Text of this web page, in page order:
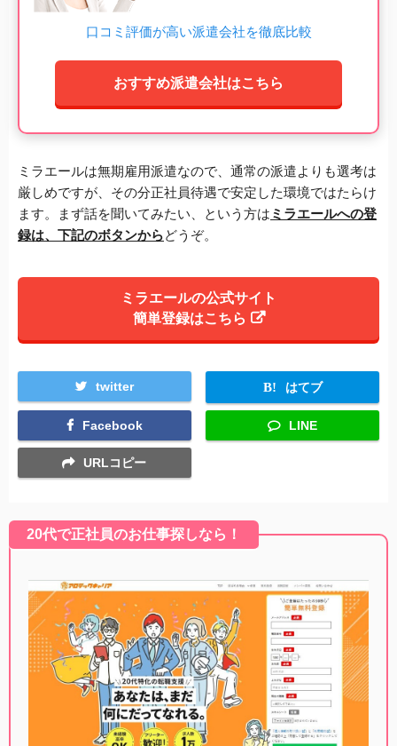
口コミ評価が高い派遣会社を徹底比較
おすすめ派遣会社はこちら
ミラエールは無期雇用派遣なので、通常の派遣よりも選考は
厳しめですが、その分正社員待遇で安定した環境ではたらけ
ます。まず話を聞いてみたい、という方は ミラエールへの登
録は、下記のボタンからどうぞ。
ミラエールの公式サイト
簡単登録はこちら
twitter はてブ
Facebook LINE
URLコピー
20代で正社員のお仕事探しなら！